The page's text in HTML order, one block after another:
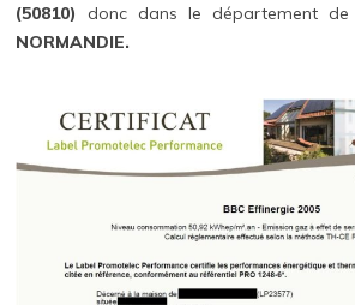
(50810)donc dans le département
NORMANDIE.